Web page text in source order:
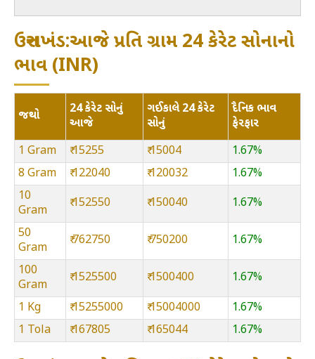
ઉત્તરાખંડ:આજે પ્રતિ ગ્રામ 24 કેરેટ સોનાનો
ભાવ (INR)
જથ્થો
24 કેરેટ સોનું
આજે
ગઈકાલે 24 કેરેટ
સોનું
દૈનિક ભાવ
ફેરફાર
1 Gram
₹ 15255 ₹ 15004
1.67%
8 Gram
₹ 122040 ₹ 120032
1.67%
10
Gram
₹ 152550 ₹ 150040 1.67%
50
Gram
₹ 762750 ₹ 750200 1.67%
100
Gram
₹ 1525500 ₹ 1500400 1.67%
1 Kg ₹ 15255000 ₹ 15004000
1.67%
1 Tola
₹ 167805 ₹ 165044 1.67%